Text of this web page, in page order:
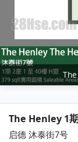
The Henley 1
启德 沐泰街7号